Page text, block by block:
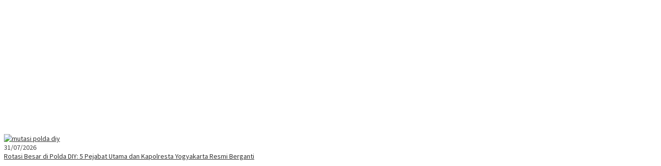
31/07/2026
Rotasi Besar di Polda DIY: 5 Pejabat Utama dan Kapolresta Yogyakarta Resmi Berganti